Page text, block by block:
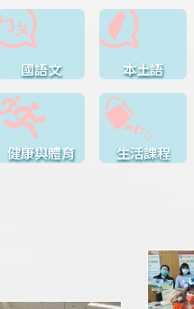
國語文 本土語
健康與體育 生活課程